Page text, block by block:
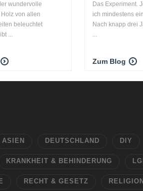
wundervolle
Holz von allen
beleuchtet
...
Das Experiment.
ich mindestens
Nach knapp drei
...
Zum Blog
ASIEN DEUTSCHLAND DIY
KRANKHEIT & BEHINDERUNG
RECHT & GESETZ